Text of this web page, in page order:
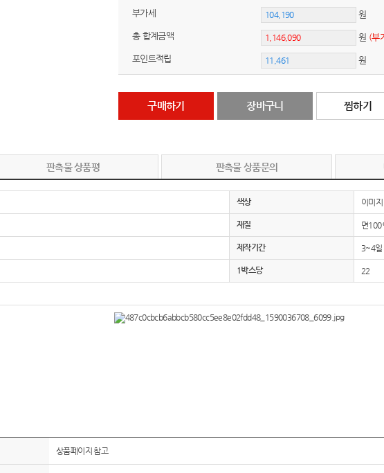
부가세 원
총 합계금액 원 (부
포인트적립 원
구매하기 장바구니 찜하기
판촉물 상품평 판촉물 상품문의
색상 이미
재질 면
제작기간 3~4일
1박스당 22
상품페이지 참고